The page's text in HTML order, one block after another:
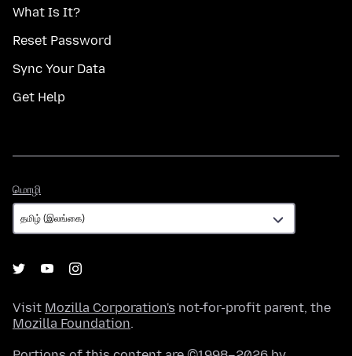
What Is It?
Reset Password
Sync Your Data
Get Help
மொழி
Visit Mozilla Corporation's not-for-profit parent, the
Mozilla Foundation.